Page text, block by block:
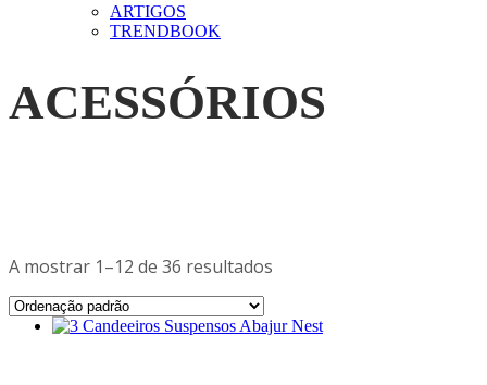
ARTIGOS
TRENDBOOK
ACESSÓRIOS
A mostrar 1–12 de 36 resultados